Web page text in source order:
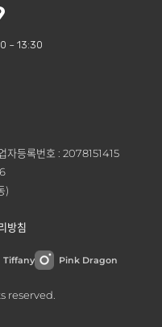
~ 13:30
자등록번호 : 2078151415
)
방침
Tiffany Pink Dragon
reserved.